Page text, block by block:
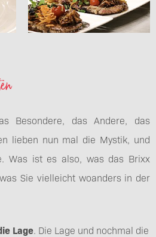
Besondere, das Andere, das
lieben nun mal die Mystik, und
Was ist es also, was das Brixx
Sie vielleicht woanders in der
Lage. Die Lage und nochmal die